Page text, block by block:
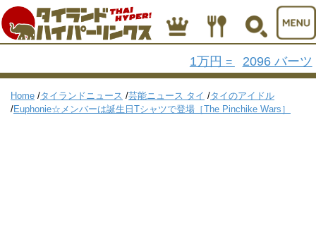
1万円 = 2096 バーツ
Home /タイランドニュース /芸能ニュース タイ /タイのアイドル
/Euphonie☆メンバーは誕生日Tシャツで登場［The Pinchike Wars］